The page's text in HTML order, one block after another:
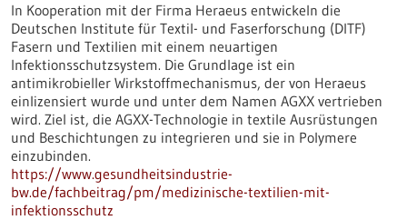
In Kooperation mit der Firma Heraeus entwickeln die
Deutschen Institute für Textil- und Faserforschung (DITF)
Fasern und Textilien mit einem neuartigen
Infektionsschutzsystem. Die Grundlage ist ein
antimikrobieller Wirkstoffmechanismus, der von Heraeus
einlizensiert wurde und unter dem Namen AGXX vertrieben
wird. Ziel ist, die AGXX-Technologie in textile Ausrüstungen
und Beschichtungen zu integrieren und sie in Polymere
einzubinden.
https://www.gesundheitsindustrie-
bw.de/fachbeitrag/pm/medizinische-textilien-mit-
infektionsschutz